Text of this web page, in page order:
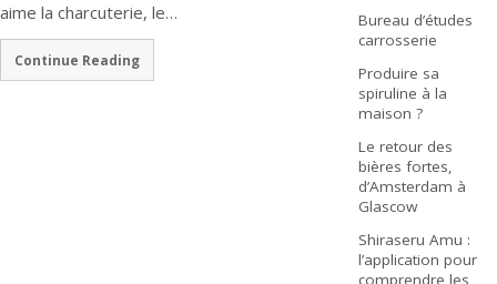
aime la charcuterie, le…
Continue Reading
Bureau d’études
carrosserie
Produire sa
spiruline à la
maison ?
Le retour des
bières fortes,
d’Amsterdam à
Glascow
Shiraseru Amu :
l’application pour
comprendre les